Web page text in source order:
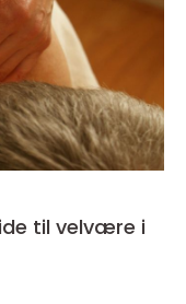
til velvære i